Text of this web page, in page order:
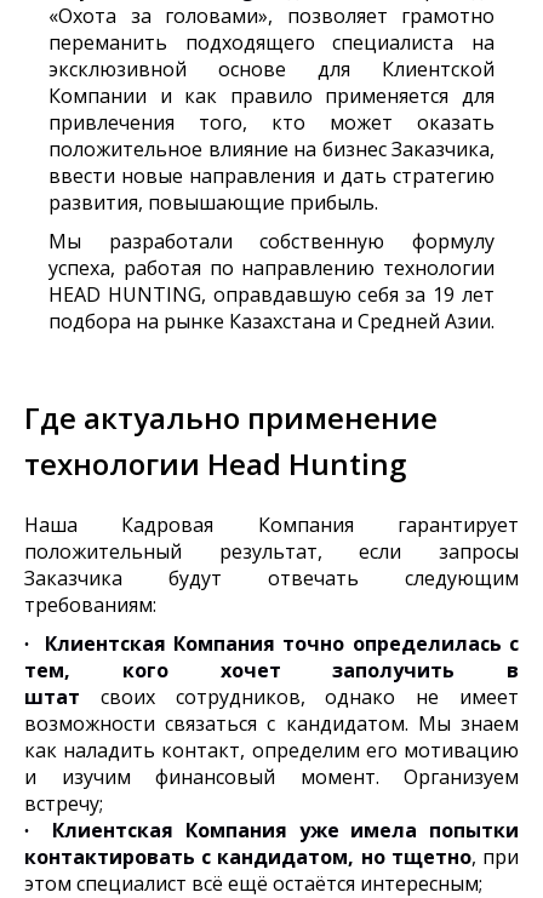
«Охота за головами», позволяет грамотно
переманить подходящего специалиста на
эксклюзивной основе для Клиентской
Компании и как правило применяется для
привлечения того, кто может оказать
положительное влияние на бизнес Заказчика,
ввести новые направления и дать стратегию
развития, повышающие прибыль.
Мы разработали собственную формулу
успеха, работая по направлению технологии
HEAD HUNTING, оправдавшую себя за 19 лет
подбора на рынке Казахстана и Средней Азии.
Где актуально применение
технологии Head Hunting
Наша Кадровая Компания гарантирует
положительный результат, если запросы
Заказчика будут отвечать следующим
требованиям:
∙
Клиентская Компания точно определилась с
тем, кого хочет заполучить в
штат своих сотрудников, однако не имеет
возможности связаться с кандидатом. Мы знаем
как наладить контакт, определим его мотивацию
и изучим финансовый момент. Организуем
встречу;
∙
Клиентская Компания уже имела попытки
контактировать с кандидатом, но тщетно, при
этом специалист всё ещё остаётся интересным;